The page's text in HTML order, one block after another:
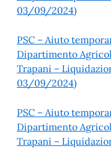
03/09/2024)
PSC – Aiuto
Dipartimento
Trapani –
03/09/2024)
PSC – Aiuto
Dipartimento
Trapani –